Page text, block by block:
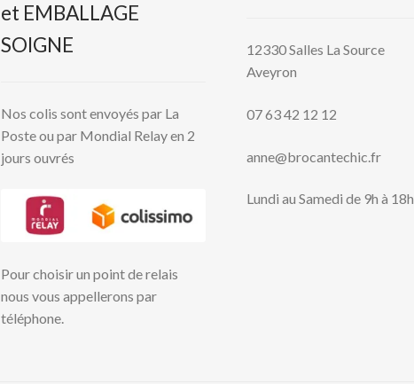
et EMBALLAGE
SOIGNE
Nos colis sont envoyés par La
Poste ou par Mondial Relay en 2
jours ouvrés
Pour choisir un point de relais
nous vous appellerons par
téléphone.
12330 Salles La Source
Aveyron
07 63 42 12 12
anne@brocantechic.fr
Lundi au Samedi de 9h à 18h